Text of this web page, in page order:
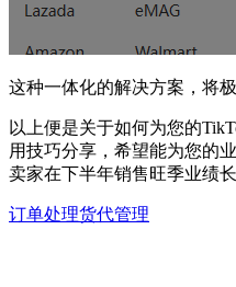
这种一体化的解决方案，将
以上便是关于如何为您的
用技巧分享，希望能为您的
卖家在下半年销售旺季业绩长
订单处理货代管理